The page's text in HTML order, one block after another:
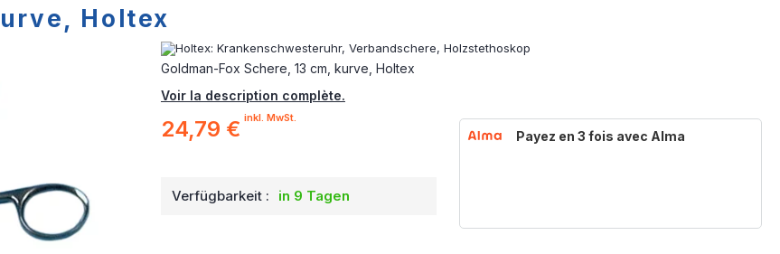
Holtex
Goldman-Fox Schere, 13 cm, kurve, Holtex
Voir la description complète.
24,79 € inkl. MwSt.
Verfügbarkeit : in 9 Tagen
Payez en 3 fois avec Alma